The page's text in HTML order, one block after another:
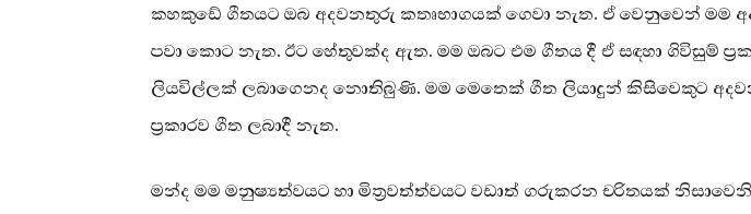
කහකුඩේ ගීතයට ඔබ අදවනතුරු කතෘභාගයක් ගෙවා නැත. ඒ වෙනුවෙන් මම
පවා කොට නැත. ඊට හේතුවක්ද ඇත. මම ඔබට එම ගීතය දී ඒ සඳහා ගිවිසුම්
ලියවිල්ලක් ලබාගෙනද නොතිබුණි. මම මෙතෙක් ගීත ලියාදුන් කිසිවෙකුට
ප්‍රකාරව ගීත ලබාදී නැත.
මන්ද මම මනුෂ්‍යත්වයට හා මිත්‍රවත්ත්වයට වඩාත් ගරුකරන චරිතයක්